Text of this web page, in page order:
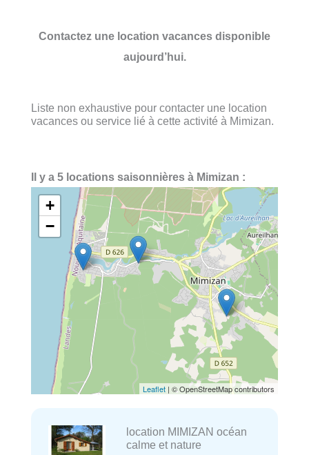
Contactez une location vacances disponible
aujourd’hui.
Liste non exhaustive pour contacter une location
vacances ou service lié à cette activité à Mimizan.
Il y a 5 locations saisonnières à Mimizan :
+
−
Leaflet | © OpenStreetMap contributors
location MIMIZAN océan
calme et nature